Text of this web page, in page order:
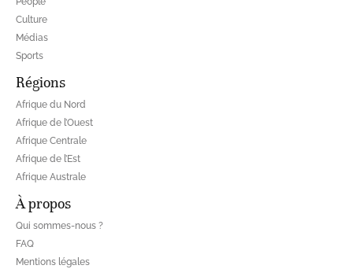
Culture
Médias
Sports
Régions
Afrique du Nord
Afrique de l’Ouest
Afrique Centrale
Afrique de l’Est
Afrique Australe
À propos
Qui sommes-nous ?
FAQ
Mentions légales